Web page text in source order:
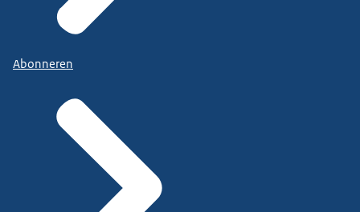
Abonneren